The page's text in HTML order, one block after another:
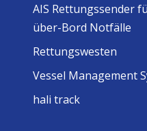
AIS Rettungssender
über-Bord Notfälle
Rettungswesten
Vessel Management
hali track